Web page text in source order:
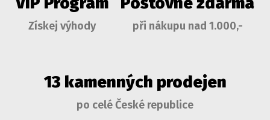
Získej výhody při nákupu nad 1.000,-
13 kamenných prodejen
po celé České republice